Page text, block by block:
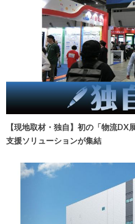
【現地取材・独自】初の「物流
支援ソリューションが集結